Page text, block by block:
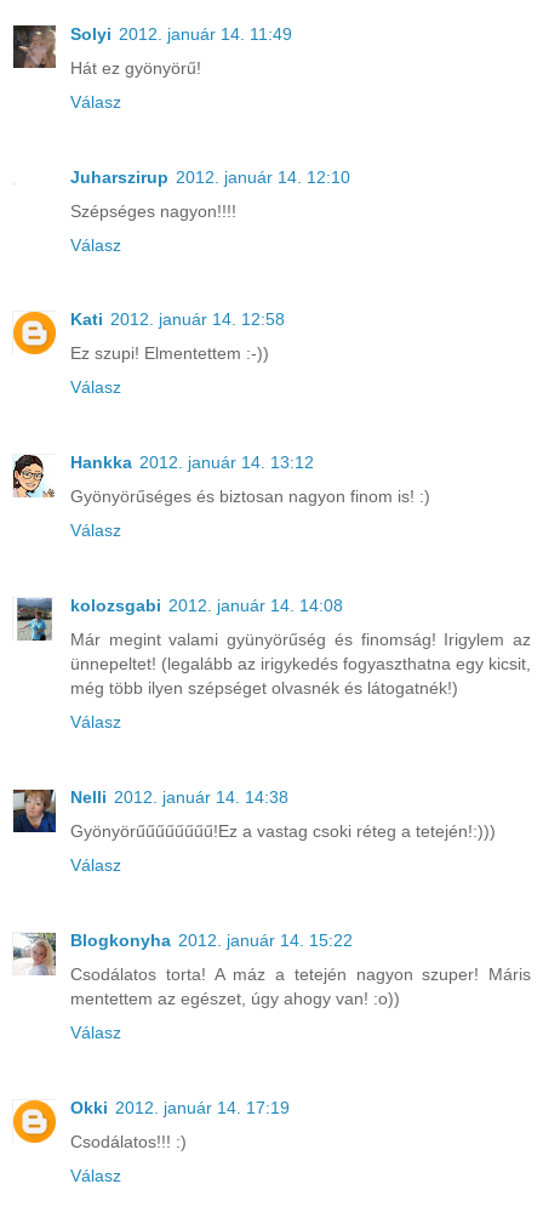
Solyi 2012. január 14. 11:49
Hát ez gyönyörű!
Válasz
Juharszirup 2012. január 14. 12:10
Szépséges nagyon!!!!
Válasz
Kati 2012. január 14. 12:58
Ez szupi! Elmentettem :-))
Válasz
Hankka 2012. január 14. 13:12
Gyönyörűséges és biztosan nagyon finom is! :)
Válasz
kolozsgabi 2012. január 14. 14:08
Már megint valami gyünyörűség és finomság! Irigylem az
ünnepeltet! (legalább az irigykedés fogyaszthatna egy kicsit,
még több ilyen szépséget olvasnék és látogatnék!)
Válasz
Nelli 2012. január 14. 14:38
Gyönyörűűűűűűűű!Ez a vastag csoki réteg a tetején!:)))
Válasz
Blogkonyha 2012. január 14. 15:22
Csodálatos torta! A máz a tetején nagyon szuper! Máris
mentettem az egészet, úgy ahogy van! :o))
Válasz
Okki 2012. január 14. 17:19
Csodálatos!!! :)
Válasz